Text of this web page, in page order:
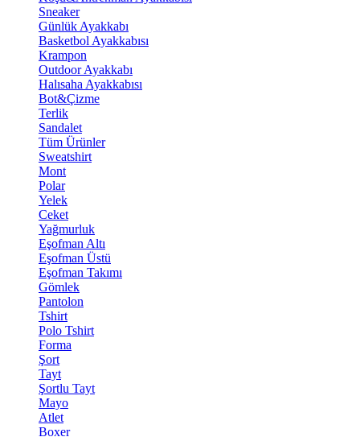
Sneaker
Günlük Ayakkabı
Basketbol Ayakkabısı
Krampon
Outdoor Ayakkabı
Halısaha Ayakkabısı
Bot&Çizme
Terlik
Sandalet
Tüm Ürünler
Sweatshirt
Mont
Polar
Yelek
Ceket
Yağmurluk
Eşofman Altı
Eşofman Üstü
Eşofman Takımı
Gömlek
Pantolon
Tshirt
Polo Tshirt
Forma
Şort
Tayt
Şortlu Tayt
Mayo
Atlet
Boxer